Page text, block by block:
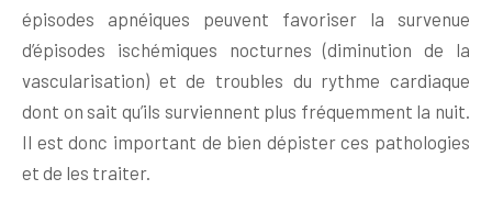
épisodes apnéiques peuvent favoriser la survenue
d’épisodes ischémiques nocturnes (diminution de la
vascularisation) et de troubles du rythme cardiaque
dont on sait qu’ils surviennent plus fréquemment la nuit.
Il est donc important de bien dépister ces pathologies
et de les traiter.